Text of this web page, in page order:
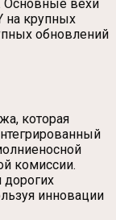
Основные вехи
на крупных
обновлений
которая
комиссии.
инновации